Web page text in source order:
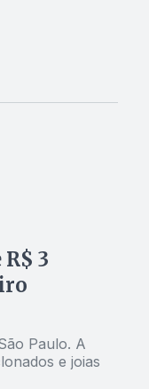
3
Paulo. A
e joias